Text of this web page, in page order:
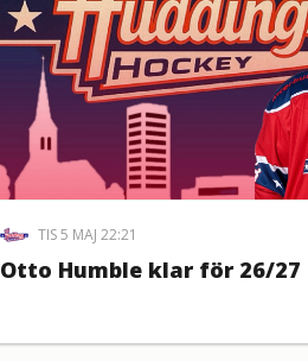
TIS 5 MAJ 22:21
Otto Humble klar för 26/27